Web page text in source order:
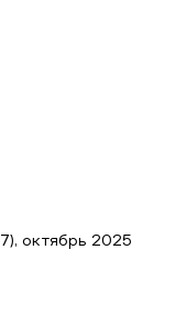
октябрь 2025